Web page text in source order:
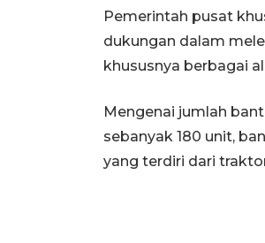
Pemerintah pusat
dukungan dalam
khususnya berbagai
Mengenai jumlah
sebanyak 180 unit,
yang terdiri dari